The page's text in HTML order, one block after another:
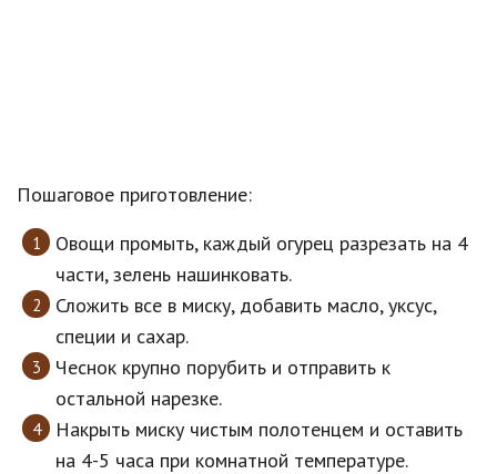
Пошаговое приготовление:
Овощи промыть, каждый огурец разрезать на 4
части, зелень нашинковать.
Сложить все в миску, добавить масло, уксус,
специи и сахар.
Чеснок крупно порубить и отправить к
остальной нарезке.
Накрыть миску чистым полотенцем и оставить
на 4-5 часа при комнатной температуре.